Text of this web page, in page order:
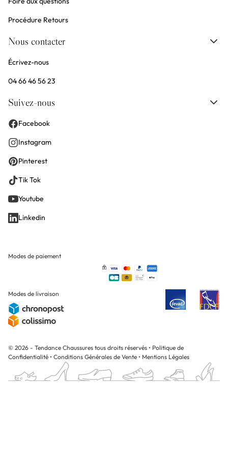
Procédure Retours
Nous contacter
Écrivez-nous
04 66 46 56 23
Suivez-nous
Facebook
Instagram
Pinterest
Tik Tok
Youtube
Linkedin
Modes de paiement
Modes de livraison
© 2026 - Tendance Chaussures tous droits réservés • Politique de
Confidentialité • Conditions Générales de Vente • Mentions Légales